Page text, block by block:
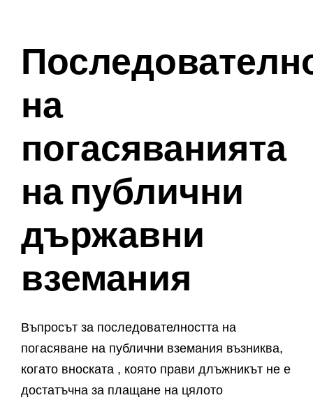
на
погасяванията
на публични
държавни
вземания
Въпросът за последователността на
погасяване на публични вземания възниква,
когато вноската , която прави длъжникът не е
достатъчна за плащане на цялото